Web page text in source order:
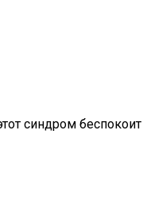
синдром беспокоит